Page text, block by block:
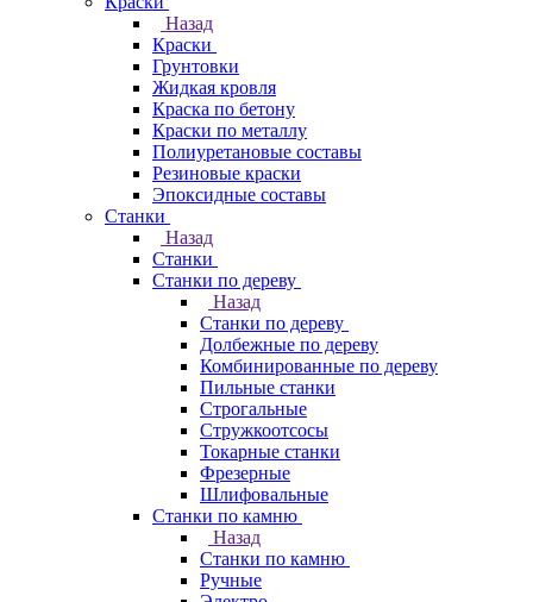
Назад
Краски
Грунтовки
Жидкая кровля
Краска по бетону
Краски по металлу
Полиуретановые составы
Резиновые краски
Эпоксидные составы
Станки
Назад
Станки
Станки по дереву
Назад
Станки по дереву
Долбежные по дереву
Комбинированные по дереву
Пильные станки
Строгальные
Стружкоотсосы
Токарные станки
Фрезерные
Шлифовальные
Станки по камню
Назад
Станки по камню
Ручные